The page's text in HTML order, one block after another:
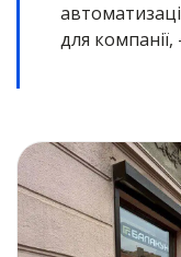
для компанії,